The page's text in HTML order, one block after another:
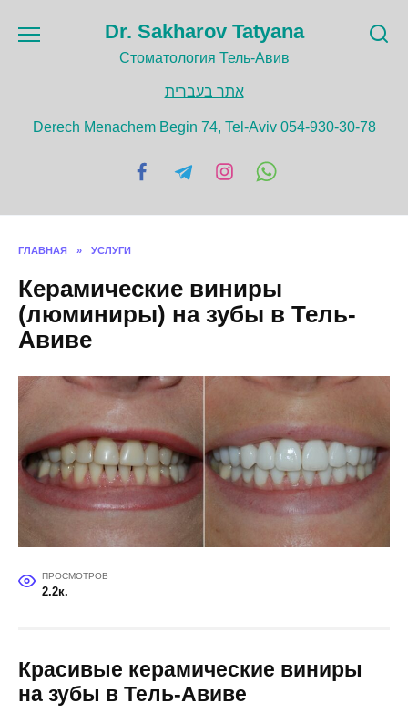
Dr. Sakharov Tatyana
Cтоматология Тель-Авив
אתר בעברית
Derech Menachem Begin 74, Tel-Aviv 054-930-30-78
ГЛАВНАЯ » УСЛУГИ
Керамические виниры
(люминиры) на зубы в Тель-
Авиве
ПРОСМОТРОВ
2.2к.
Красивые керамические виниры
на зубы в Тель-Авиве